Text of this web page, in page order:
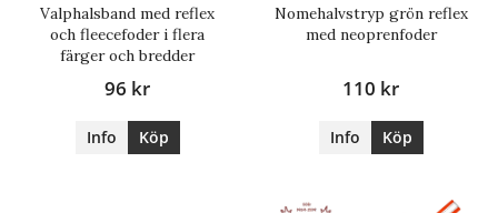
Valphalsband med reflex
och fleecefoder i flera
färger och bredder
96 kr
Info Köp
Nomehalvstryp grön reflex
med neoprenfoder
110 kr
Info Köp